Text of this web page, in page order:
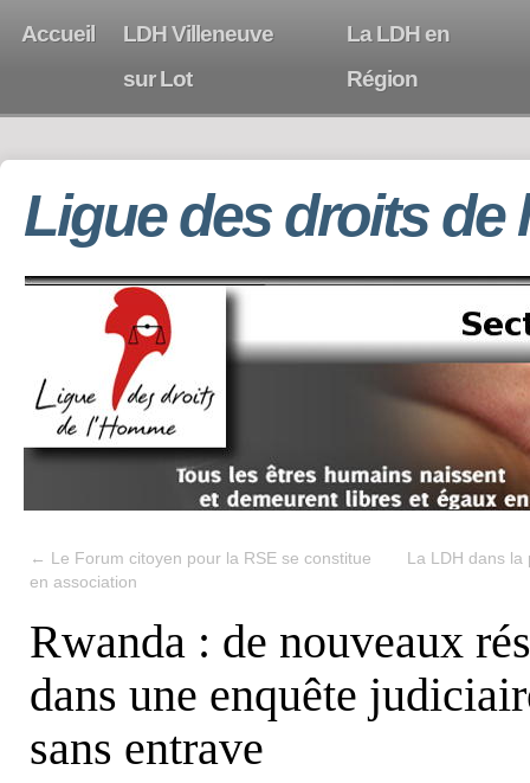
Accueil
LDH Villeneuve
sur Lot
La LDH en
Région
Ligue des droits de
← Le Forum citoyen pour la RSE se constitue
en association
La LDH dans la
Rwanda : de nouveaux
dans une enquête
sans entrave